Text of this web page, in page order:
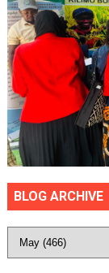
BLOG ARCHIVE